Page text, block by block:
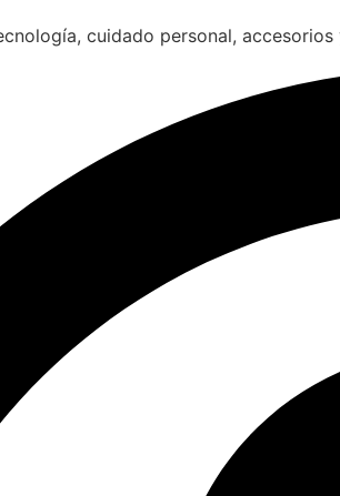
cuidado personal, accesorios